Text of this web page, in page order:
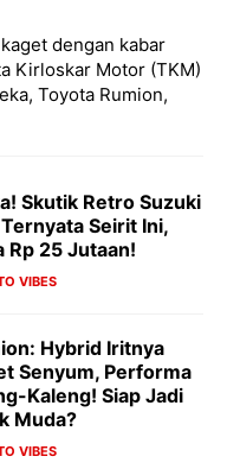
dengan kabar
Kirloskar Motor (TKM)
Toyota Rumion,
Skutik Retro Suzuki
Seirit Ini,
Rp 25 Jutaan!
VIBES
Hybrid Iritnya
Senyum, Performa
Kaleng! Siap Jadi
Muda?
VIBES